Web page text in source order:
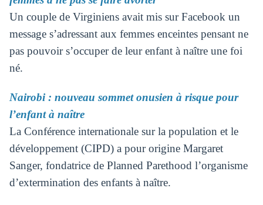
Un couple de Virginiens avait mis sur Facebook un
message s’adressant aux femmes enceintes pensant ne
pas pouvoir s’occuper de leur enfant à naître une foi
né.
Nairobi : nouveau sommet onusien à risque pour
l’enfant à naître
La Conférence internationale sur la population et le
développement (CIPD) a pour origine Margaret
Sanger, fondatrice de Planned Parethood l’organisme
d’extermination des enfants à naître.